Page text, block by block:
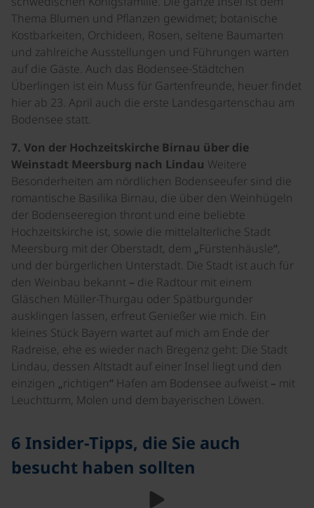
Thema Blumen und Pflanzen gewidmet; botanische
Kostbarkeiten, Orchideen, Rosen, seltene Baumarten
und zahlreiche Ausstellungen und Führungen warten
auf die Gäste. Auch das Bodensee-Städtchen
Überlingen ist ein Muss für Gartenfreunde, heuer findet
hier ab 23. April auch die erste Landesgartenschau am
Bodensee statt.
7. Von der Hochzeitskirche Birnau über die
Weinstadt Meersburg nach Lindau Weitere
Besonderheiten am nördlichen Bodenseeufer sind die
romantische Basilika Birnau, die über den Weinhügeln
der Bodenseeregion thront und eine beliebte
Hochzeitskirche ist, sowie die mittelalterliche Stadt
Meersburg mit der Oberstadt, dem „Fürstenhäusle“,
und der bürgerlichen Unterstadt. Die Stadt ist auch für
den Weinbau bekannt – die Radtour mit einem
Gläschen Müller-Thurgau oder Spätburgunder
ausklingen lassen, erfreut Genießer wie mich. Ein
kleines Stück Bayern wartet auf mich am Ende der
Radreise, ehe es wieder nach Bregenz geht: Die Stadt
Lindau, dessen Altstadt auf einer Insel liegt und den
einzigen „richtigen“ Hafen am Bodensee aufweist – mit
Leuchtturm, Molen und dem bayerischen Löwen.
6 Insider-Tipps, die Sie auch
besucht haben sollten